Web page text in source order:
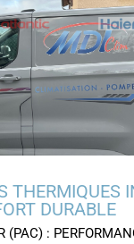
THERMIQUES
DURABLE
(PAC) :